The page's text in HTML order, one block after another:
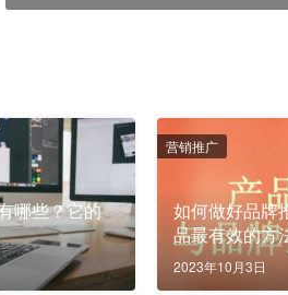
哪些？它的
如何做好品牌
品最有效的方
2023年10月3日
营销推广